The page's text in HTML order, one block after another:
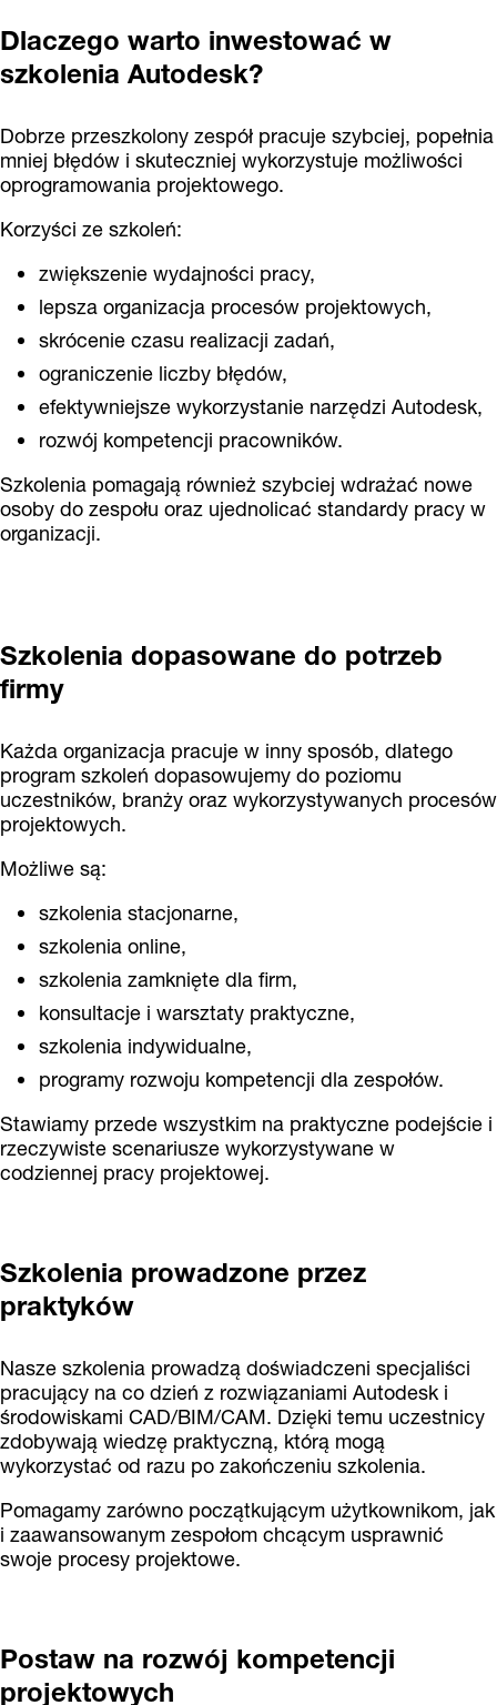
Dlaczego warto inwestować w
szkolenia Autodesk?
Dobrze przeszkolony zespół pracuje szybciej, popełnia
mniej błędów i skuteczniej wykorzystuje możliwości
oprogramowania projektowego.
Korzyści ze szkoleń:
zwiększenie wydajności pracy,
lepsza organizacja procesów projektowych,
skrócenie czasu realizacji zadań,
ograniczenie liczby błędów,
efektywniejsze wykorzystanie narzędzi Autodesk,
rozwój kompetencji pracowników.
Szkolenia pomagają również szybciej wdrażać nowe
osoby do zespołu oraz ujednolicać standardy pracy w
organizacji.
Szkolenia dopasowane do potrzeb
firmy
Każda organizacja pracuje w inny sposób, dlatego
program szkoleń dopasowujemy do poziomu
uczestników, branży oraz wykorzystywanych procesów
projektowych.
Możliwe są:
szkolenia stacjonarne,
szkolenia online,
szkolenia zamknięte dla firm,
konsultacje i warsztaty praktyczne,
szkolenia indywidualne,
programy rozwoju kompetencji dla zespołów.
Stawiamy przede wszystkim na praktyczne podejście i
rzeczywiste scenariusze wykorzystywane w
codziennej pracy projektowej.
Szkolenia prowadzone przez
praktyków
Nasze szkolenia prowadzą doświadczeni specjaliści
pracujący na co dzień z rozwiązaniami Autodesk i
środowiskami CAD/BIM/CAM. Dzięki temu uczestnicy
zdobywają wiedzę praktyczną, którą mogą
wykorzystać od razu po zakończeniu szkolenia.
Pomagamy zarówno początkującym użytkownikom, jak
i zaawansowanym zespołom chcącym usprawnić
swoje procesy projektowe.
Postaw na rozwój kompetencji
projektowych